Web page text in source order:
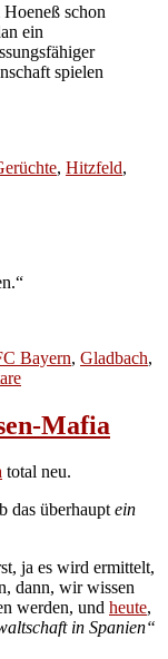
schon
ein
spielen
, Hitzfeld,
Bayern, Gladbach,
zu
#190Mafia
total neu.
das überhauptein
ja es wird ermittelt,
dann, wir wissen
werden, und heute,
in Spanien“